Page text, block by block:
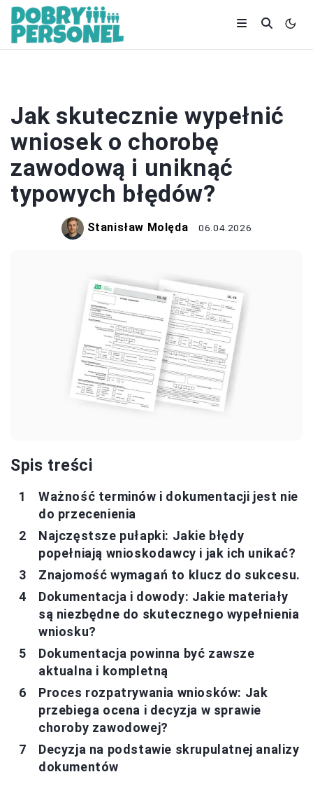
Jak skutecznie wypełnić
wniosek o chorobę
zawodową i uniknąć
typowych błędów?
Stanisław Molęda 06.04.2026
Spis treści
Ważność terminów i dokumentacji jest nie
do przecenienia
Najczęstsze pułapki: Jakie błędy
popełniają wnioskodawcy i jak ich unikać?
Znajomość wymagań to klucz do sukcesu.
Dokumentacja i dowody: Jakie materiały
są niezbędne do skutecznego wypełnienia
wniosku?
Dokumentacja powinna być zawsze
aktualna i kompletną
Proces rozpatrywania wniosków: Jak
przebiega ocena i decyzja w sprawie
choroby zawodowej?
Decyzja na podstawie skrupulatnej analizy
dokumentów